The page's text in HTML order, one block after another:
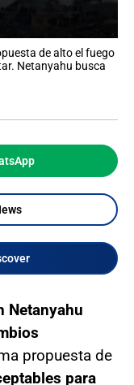
de alto el fuego
Netanyahu busca
Netanyahu
propuesta de
para